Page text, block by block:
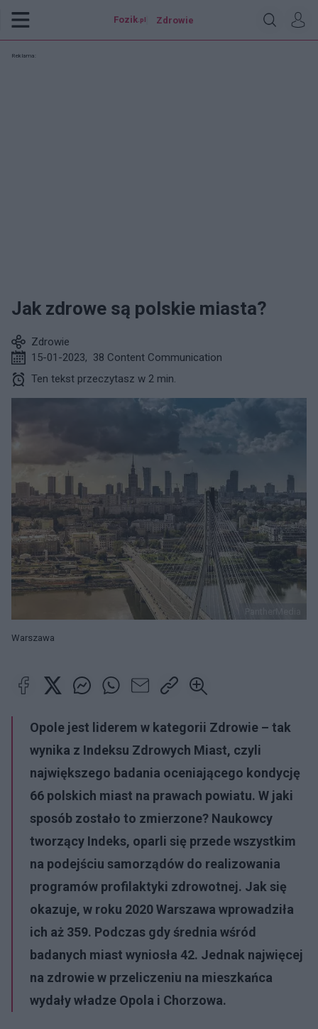
Fozik.pl Zdrowie
Reklama:
Jak zdrowe są polskie miasta?
Zdrowie
15-01-2023, 38 Content Communication
Ten tekst przeczytasz w 2 min.
Warszawa
Opole jest liderem w kategorii Zdrowie – tak
wynika z Indeksu Zdrowych Miast, czyli
największego badania oceniającego kondycję
66 polskich miast na prawach powiatu. W jaki
sposób zostało to zmierzone? Naukowcy
tworzący Indeks, oparli się przede wszystkim
na podejściu samorządów do realizowania
programów profilaktyki zdrowotnej. Jak się
okazuje, w roku 2020 Warszawa wprowadziła
ich aż 359. Podczas gdy średnia wśród
badanych miast wyniosła 42. Jednak najwięcej
na zdrowie w przeliczeniu na mieszkańca
wydały władze Opola i Chorzowa.